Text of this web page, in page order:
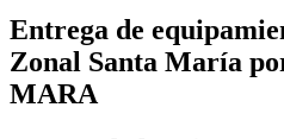
Entrega de
Zonal Santa María
MARA